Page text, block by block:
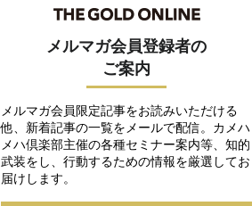
メルマガ会員登録者の
ご案内
メルマガ会員限定記事をお読みいただける
他、新着記事の一覧をメールで配信。カメハ
メハ倶楽部主催の各種セミナー案内等、知的
武装をし、行動するための情報を厳選してお
届けします。